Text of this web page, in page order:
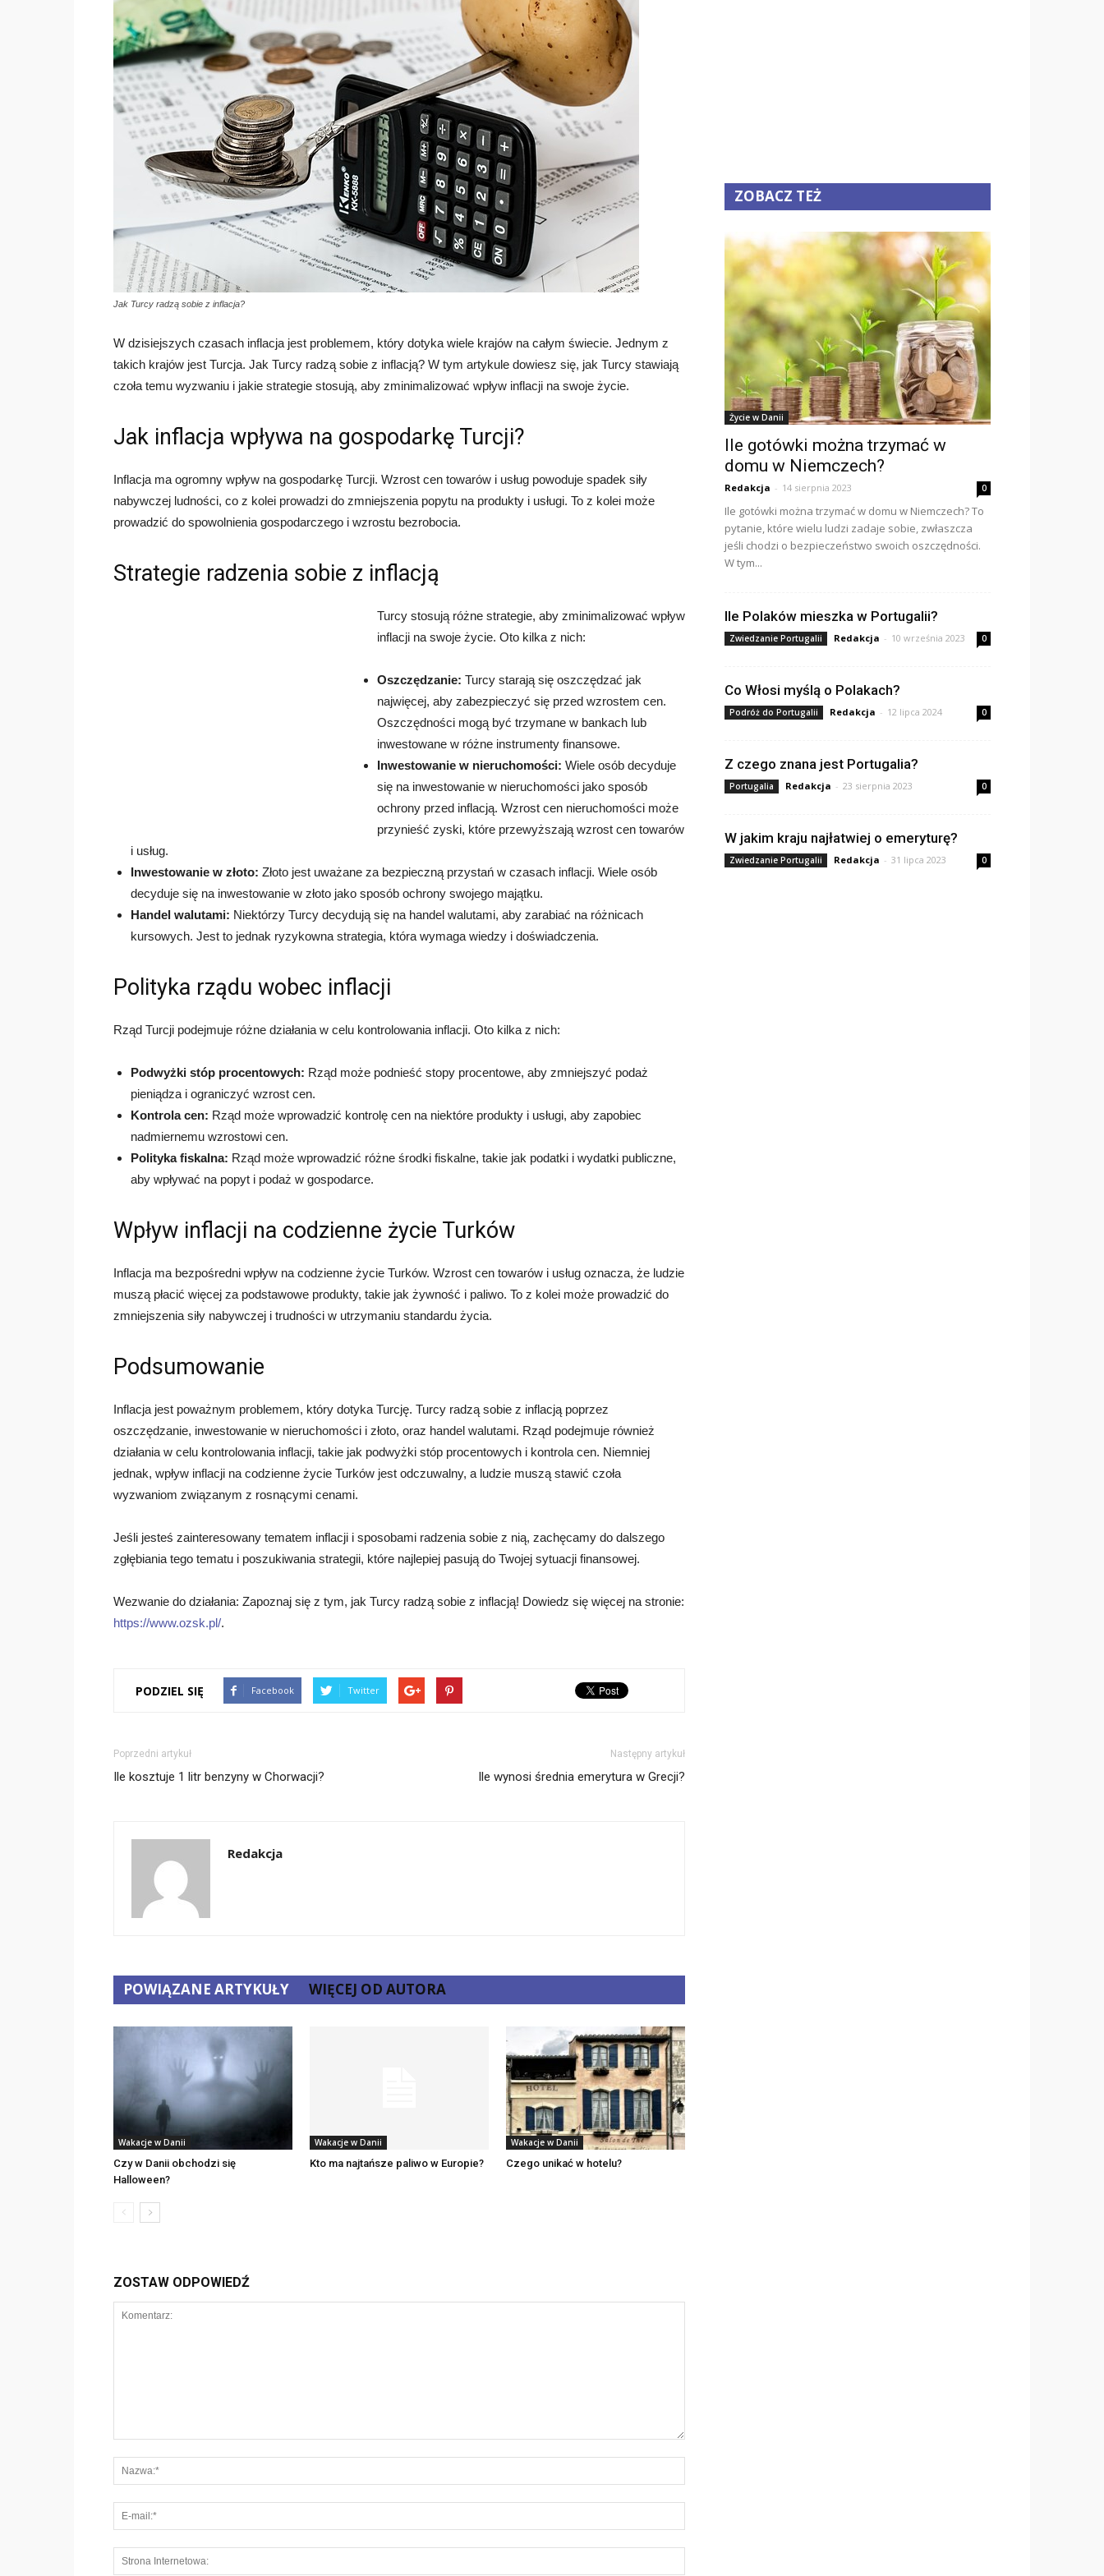
Jak Turcy radzą sobie z inflacja?
W dzisiejszych czasach inflacja jest problemem, który dotyka wiele krajów na całym świecie. Jednym z
takich krajów jest Turcja. Jak Turcy radzą sobie z inflacją? W tym artykule dowiesz się, jak Turcy stawiają
czoła temu wyzwaniu i jakie strategie stosują, aby zminimalizować wpływ inflacji na swoje życie.
Jak inflacja wpływa na gospodarkę Turcji?
Inflacja ma ogromny wpływ na gospodarkę Turcji. Wzrost cen towarów i usług powoduje spadek siły
nabywczej ludności, co z kolei prowadzi do zmniejszenia popytu na produkty i usługi. To z kolei może
prowadzić do spowolnienia gospodarczego i wzrostu bezrobocia.
Strategie radzenia sobie z inflacją
Turcy stosują różne strategie, aby zminimalizować wpływ
inflacji na swoje życie. Oto kilka z nich:
Oszczędzanie: Turcy starają się oszczędzać jak
najwięcej, aby zabezpieczyć się przed wzrostem cen.
Oszczędności mogą być trzymane w bankach lub
inwestowane w różne instrumenty finansowe.
Inwestowanie w nieruchomości: Wiele osób decyduje
się na inwestowanie w nieruchomości jako sposób
ochrony przed inflacją. Wzrost cen nieruchomości może
przynieść zyski, które przewyższają wzrost cen towarów
i usług.
Inwestowanie w złoto: Złoto jest uważane za bezpieczną przystań w czasach inflacji. Wiele osób
decyduje się na inwestowanie w złoto jako sposób ochrony swojego majątku.
Handel walutami: Niektórzy Turcy decydują się na handel walutami, aby zarabiać na różnicach
kursowych. Jest to jednak ryzykowna strategia, która wymaga wiedzy i doświadczenia.
Polityka rządu wobec inflacji
Rząd Turcji podejmuje różne działania w celu kontrolowania inflacji. Oto kilka z nich:
Podwyżki stóp procentowych: Rząd może podnieść stopy procentowe, aby zmniejszyć podaż
pieniądza i ograniczyć wzrost cen.
Kontrola cen: Rząd może wprowadzić kontrolę cen na niektóre produkty i usługi, aby zapobiec
nadmiernemu wzrostowi cen.
Polityka fiskalna: Rząd może wprowadzić różne środki fiskalne, takie jak podatki i wydatki publiczne,
aby wpływać na popyt i podaż w gospodarce.
Wpływ inflacji na codzienne życie Turków
Inflacja ma bezpośredni wpływ na codzienne życie Turków. Wzrost cen towarów i usług oznacza, że ​​ludzie
muszą płacić więcej za podstawowe produkty, takie jak żywność i paliwo. To z kolei może prowadzić do
zmniejszenia siły nabywczej i trudności w utrzymaniu standardu życia.
Podsumowanie
Inflacja jest poważnym problemem, który dotyka Turcję. Turcy radzą sobie z inflacją poprzez
oszczędzanie, inwestowanie w nieruchomości i złoto, oraz handel walutami. Rząd podejmuje również
działania w celu kontrolowania inflacji, takie jak podwyżki stóp procentowych i kontrola cen. Niemniej
jednak, wpływ inflacji na codzienne życie Turków jest odczuwalny, a ludzie muszą stawić czoła
wyzwaniom związanym z rosnącymi cenami.
Jeśli jesteś zainteresowany tematem inflacji i sposobami radzenia sobie z nią, zachęcamy do dalszego
zgłębiania tego tematu i poszukiwania strategii, które najlepiej pasują do Twojej sytuacji finansowej.
Wezwanie do działania: Zapoznaj się z tym, jak Turcy radzą sobie z inflacją! Dowiedz się więcej na stronie:
https://www.ozsk.pl/.
PODZIEL SIĘ Facebook Twitter
Poprzedni artykuł
Ile kosztuje 1 litr benzyny w Chorwacji?
Następny artykuł
Ile wynosi średnia emerytura w Grecji?
Redakcja
POWIĄZANE ARTYKUŁY WIĘCEJ OD AUTORA
Wakacje w Danii
Czy w Danii obchodzi się
Halloween?
Wakacje w Danii
Kto ma najtańsze paliwo w Europie?
Wakacje w Danii
Czego unikać w hotelu?
ZOSTAW ODPOWIEDŹ
ZOBACZ TEŻ
Życie w Danii
Ile gotówki można trzymać w
domu w Niemczech?
Redakcja - 14 sierpnia 2023 0
Ile gotówki można trzymać w domu w Niemczech? To
pytanie, które wielu ludzi zadaje sobie, zwłaszcza
jeśli chodzi o bezpieczeństwo swoich oszczędności.
W tym...
Ile Polaków mieszka w Portugalii?
Zwiedzanie Portugalii Redakcja - 10 września 2023 0
Co Włosi myślą o Polakach?
Podróż do Portugalii Redakcja - 12 lipca 2024 0
Z czego znana jest Portugalia?
Portugalia Redakcja - 23 sierpnia 2023 0
W jakim kraju najłatwiej o emeryturę?
Zwiedzanie Portugalii Redakcja - 31 lipca 2023 0